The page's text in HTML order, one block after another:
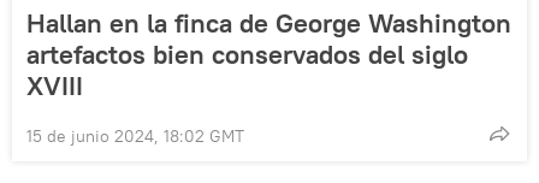
Hallan en la finca de George Washington
artefactos bien conservados del siglo
XVIII
15 de junio 2024, 18:02 GMT